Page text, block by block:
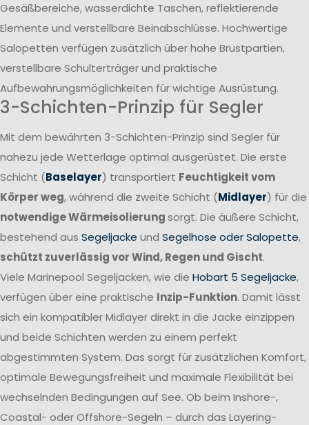
Gesäßbereiche, wasserdichte Taschen, reflektierende
Elemente und verstellbare Beinabschlüsse. Hochwertige
Salopetten verfügen zusätzlich über hohe Brustpartien,
verstellbare Schulterträger und praktische
Aufbewahrungsmöglichkeiten für wichtige Ausrüstung.
3-Schichten-Prinzip für Segler
Mit dem bewährten 3-Schichten-Prinzip sind Segler für
nahezu jede Wetterlage optimal ausgerüstet. Die erste
Schicht (Baselayer) transportiert Feuchtigkeit vom
Körper weg, während die zweite Schicht (Midlayer) für die
notwendige Wärmeisolierungsorgt. Die äußere Schicht,
bestehend aus Segeljacke und Segelhose oder Salopette,
schützt zuverlässig vor Wind, Regen und Gischt.
Viele Marinepool Segeljacken, wie die Hobart 5 Segeljacke,
verfügen über eine praktische Inzip-Funktion. Damit lässt
sich ein kompatibler Midlayer direkt in die Jacke einzippen
und beide Schichten werden zu einem perfekt
abgestimmten System. Das sorgt für zusätzlichen Komfort,
optimale Bewegungsfreiheit und maximale Flexibilität bei
wechselnden Bedingungen auf See. Ob beim Inshore-,
Coastal- oder Offshore-Segeln – durch das Layering-